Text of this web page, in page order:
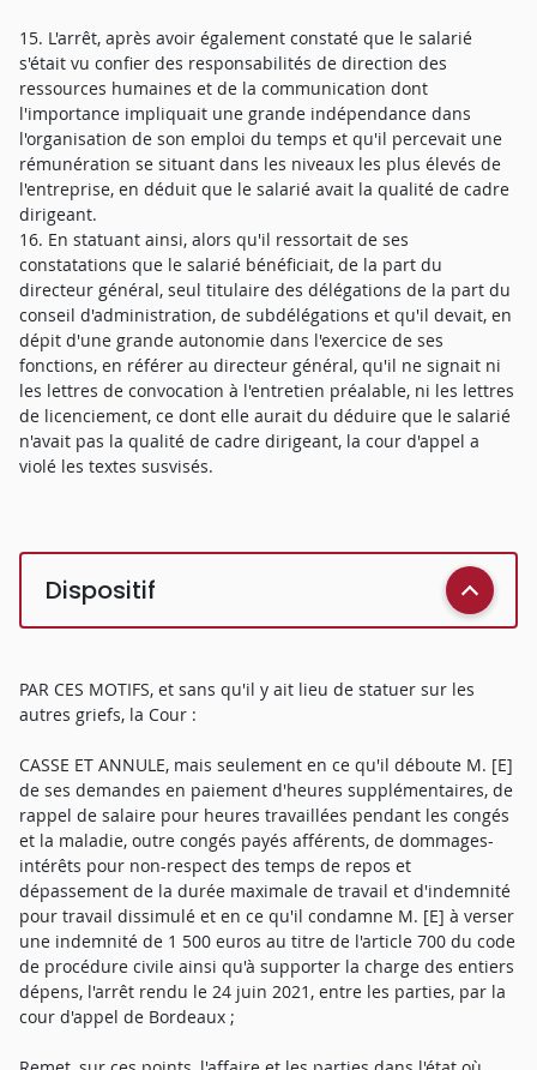
15. L'arrêt, après avoir également constaté que le salarié
s'était vu confier des responsabilités de direction des
ressources humaines et de la communication dont
l'importance impliquait une grande indépendance dans
l'organisation de son emploi du temps et qu'il percevait une
rémunération se situant dans les niveaux les plus élevés de
l'entreprise, en déduit que le salarié avait la qualité de cadre
dirigeant.
16. En statuant ainsi, alors qu'il ressortait de ses
constatations que le salarié bénéficiait, de la part du
directeur général, seul titulaire des délégations de la part du
conseil d'administration, de subdélégations et qu'il devait, en
dépit d'une grande autonomie dans l'exercice de ses
fonctions, en référer au directeur général, qu'il ne signait ni
les lettres de convocation à l'entretien préalable, ni les lettres
de licenciement, ce dont elle aurait du déduire que le salarié
n'avait pas la qualité de cadre dirigeant, la cour d'appel a
violé les textes susvisés.
Dispositif
PAR CES MOTIFS, et sans qu'il y ait lieu de statuer sur les
autres griefs, la Cour :
CASSE ET ANNULE, mais seulement en ce qu'il déboute M. [E]
de ses demandes en paiement d'heures supplémentaires, de
rappel de salaire pour heures travaillées pendant les congés
et la maladie, outre congés payés afférents, de dommages-
intérêts pour non-respect des temps de repos et
dépassement de la durée maximale de travail et d'indemnité
pour travail dissimulé et en ce qu'il condamne M. [E] à verser
une indemnité de 1 500 euros au titre de l'article 700 du code
de procédure civile ainsi qu'à supporter la charge des entiers
dépens, l'arrêt rendu le 24 juin 2021, entre les parties, par la
cour d'appel de Bordeaux ;